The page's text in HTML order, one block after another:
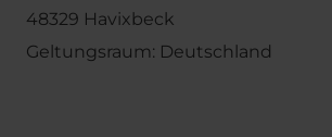
48329 Havixbeck
Geltungsraum: Deutschland